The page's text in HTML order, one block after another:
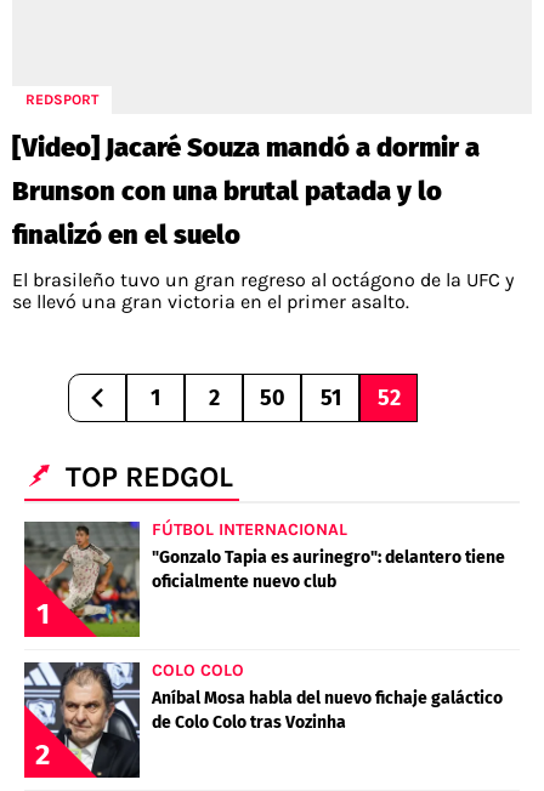
REDSPORT
[Video] Jacaré Souza mandó a dormir a
Brunson con una brutal patada y lo
finalizó en el suelo
El brasileño tuvo un gran regreso al octágono de la UFC y
se llevó una gran victoria en el primer asalto.
1 2 50 51 52
TOP REDGOL
1
FÚTBOL INTERNACIONAL
"Gonzalo Tapia es aurinegro": delantero tiene
oficialmente nuevo club
2
COLO COLO
Aníbal Mosa habla del nuevo fichaje galáctico
de Colo Colo tras Vozinha